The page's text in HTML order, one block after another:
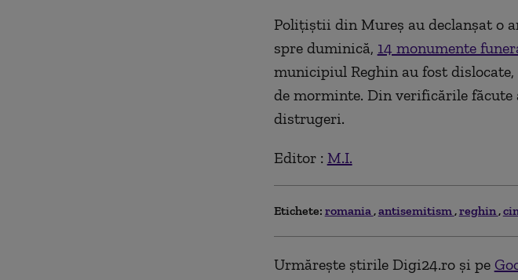
Poliţiştii din Mureş au declanşat o
spre duminică, 14 monumente
municipiul Reghin au fost
de morminte. Din verificările
distrugeri.
Editor : M.I.
Etichete: romania antisemitism reghin
Urmărește știrile Digi24.ro și pe